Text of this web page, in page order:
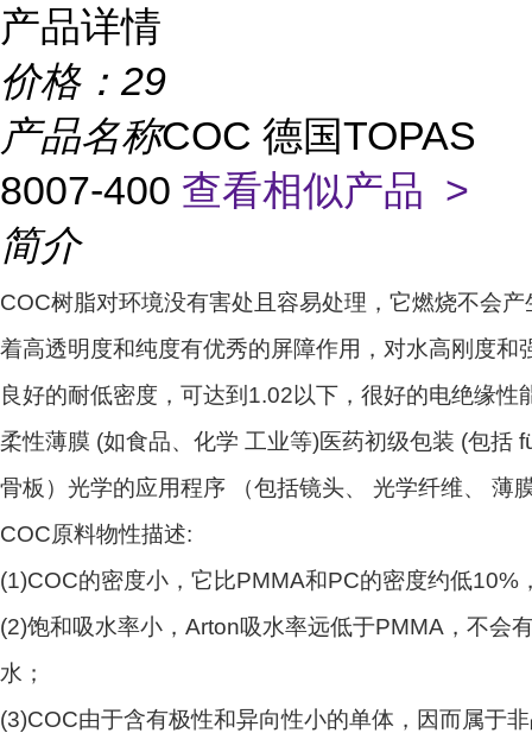
产品详情
价格： 29
产品名称COC 德国TOPAS
8007-400 查看相似产品 >
简介
COC树脂对环境没有害处且容易处理，它燃烧不会
着高透明度和纯度有优秀的屏障作用，对水高刚度
良好的耐低密度，可达到1.02以下，很好的电绝缘
柔性薄膜 (如食品、化学 工业等)医药初级包装 (包括
骨板）光学的应用程序 （包括镜头、 光学纤维、 薄
COC原料物性描述:
(1)COC的密度小，它比PMMA和PC的密度约低10%
(2)饱和吸水率小，Arton吸水率远低于PMMA，不会
水；
(3)COC由于含有极性和异向性小的单体，因而属于